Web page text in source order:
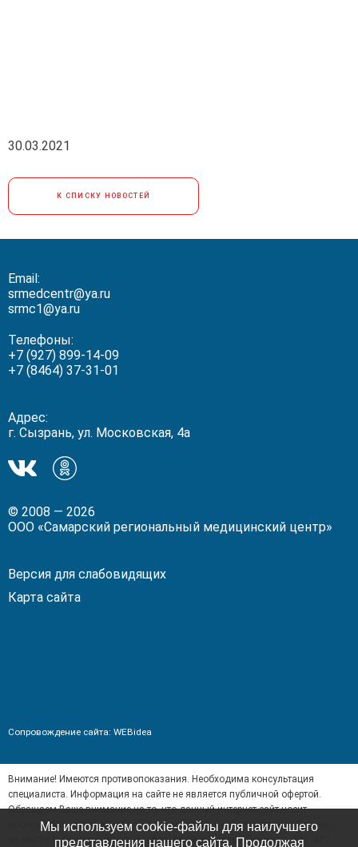
30.03.2021
К СПИСКУ НОВОСТЕЙ
Email:
srmedcentr@ya.ru
srmc1@ya.ru
Телефоны:
+7 (927) 899-14-09
+7 (8464) 37-31-01
Адрес:
г. Сызрань, ул. Московская, 4а
Мы
ВКонтакте!
Мы
Одноклассники!
© 2008 — 2026
ООО «Самарский региональный медицинский центр»
Версия для слабовидящих
Карта сайта
Сопровождение сайта: WEBidea
Внимание! Имеются противопоказания. Необходима консультация
специалиста. Информация на сайте не является публичной офертой.
Обращаем Ваше внимание на то, что данный интернет-сайт носит
исключительно информационный характер и ни при каких условиях не
является публичной офертой, определяемой положениями ч. 2 ст. 437
Мы используем cookie-файлы для наилучшего
представления нашего сайта. Продолжая